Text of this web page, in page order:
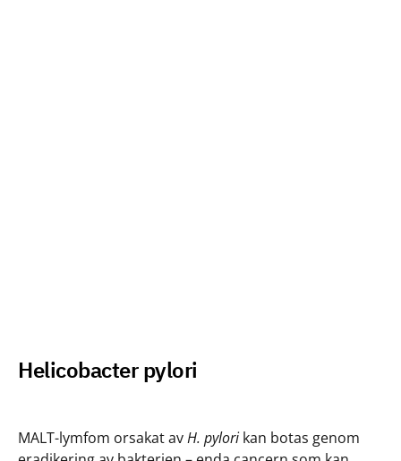
Helicobacter pylori
MALT-lymfom orsakat avH. pylorikan botas genom